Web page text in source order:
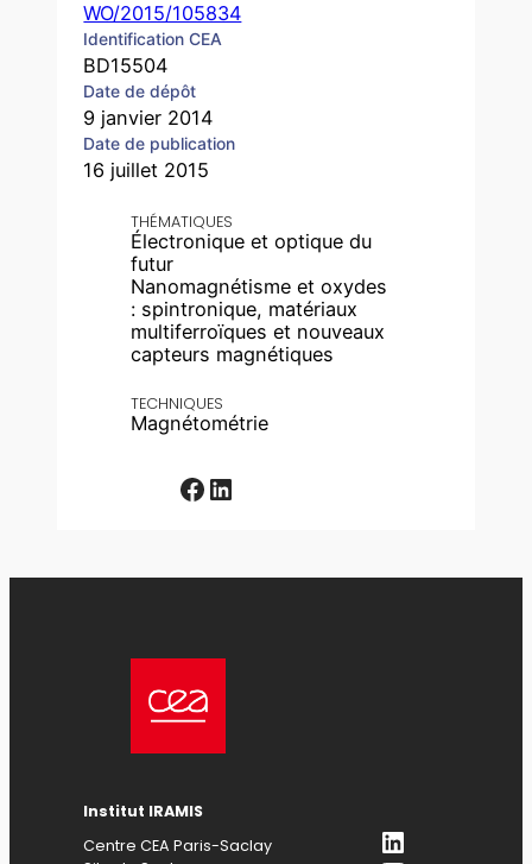
WO/2015/105834
Identification CEA
BD15504
Date de dépôt
9 janvier 2014
Date de publication
16 juillet 2015
THÉMATIQUES
Électronique et optique du
futur
Nanomagnétisme et oxydes
: spintronique, matériaux
multiferroïques et nouveaux
capteurs magnétiques
TECHNIQUES
Magnétométrie
Facebook LinkedIn
Institut IRAMIS
Centre CEA Paris-Saclay
LinkedIn